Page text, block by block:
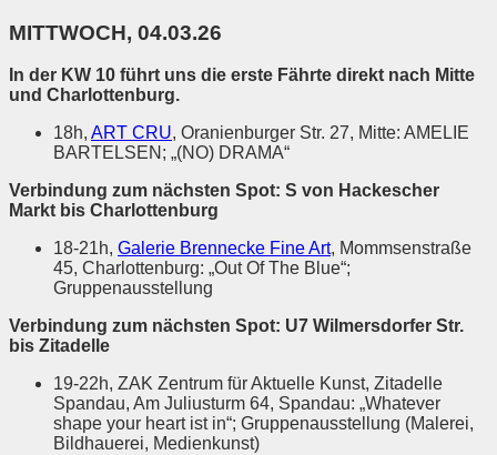
MITTWOCH, 04.03.26
In der KW 10 führt uns die erste Fährte direkt nach Mitte
und Charlottenburg.
18h, ART CRU, Oranienburger Str. 27, Mitte: AMELIE
BARTELSEN; „(NO) DRAMA“
Verbindung zum nächsten Spot: S von Hackescher
Markt bis Charlottenburg
18-21h, Galerie Brennecke Fine Art, Mommsenstraße
45, Charlottenburg: „Out Of The Blue“;
Gruppenausstellung
Verbindung zum nächsten Spot: U7 Wilmersdorfer Str.
bis Zitadelle
19-22h, ZAK Zentrum für Aktuelle Kunst, Zitadelle
Spandau, Am Juliusturm 64, Spandau: „Whatever
shape your heart ist in“; Gruppenausstellung (Malerei,
Bildhauerei, Medienkunst)